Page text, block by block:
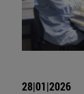
28|01|2026